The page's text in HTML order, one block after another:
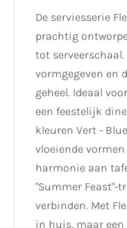
De serviesserie
prachtig
tot
vormgegeven en
geheel. Ideaal
een feestelijk
kleuren Vert -
vloeiende
harmonie aan
"Summer Feast"-
verbinden. Met
in huis, maar